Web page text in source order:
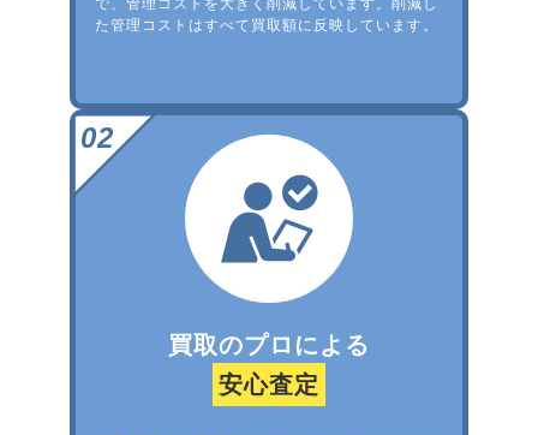
で、管理コストを大きく削減しています。削減し
た管理コストはすべて買取額に反映しています。
買取のプロによる
安心査定